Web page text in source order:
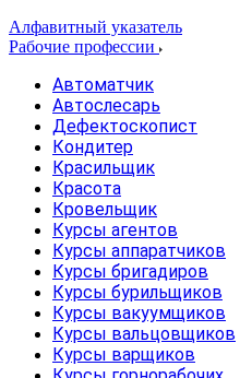
Алфавитный указатель
Рабочие профессии
Автоматчик
Автослесарь
Дефектоскопист
Кондитер
Красильщик
Красота
Кровельщик
Курсы агентов
Курсы аппаратчиков
Курсы бригадиров
Курсы бурильщиков
Курсы вакуумщиков
Курсы вальцовщиков
Курсы варщиков